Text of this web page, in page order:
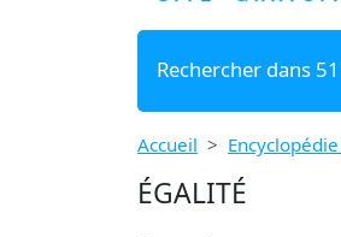
Rechercher dans
Accueil
ÉGALITÉ